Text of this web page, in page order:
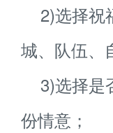
2)选择祝
城、队伍、
3)选择是
份情意；